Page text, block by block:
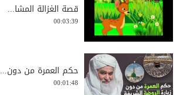
قصة الغزالة المشا...
00:03:39
حكم العمرة من دون...
00:01:48